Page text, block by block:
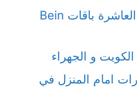
اشتراك بي ان سبورت المنطقة العاشرة باقات Bein
و الجهراء
امام المنزل في